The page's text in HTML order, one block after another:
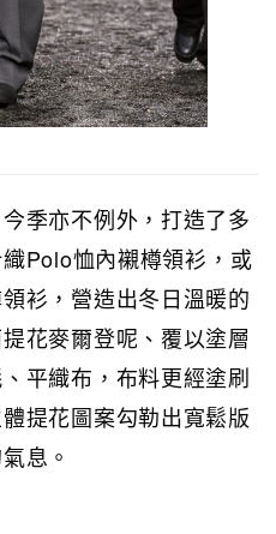
季亦不例外，打造了多
Polo恤內襯樽領衫，或
衫，營造出冬日溫暖的
花麥爾登呢、覆以塗層
平織布，布料更經塗刷
提花圖案勾勒出寬鬆版
息。